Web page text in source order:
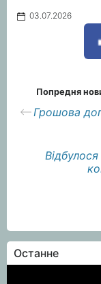
03.07.2026
Попредня
Грошова
Останне